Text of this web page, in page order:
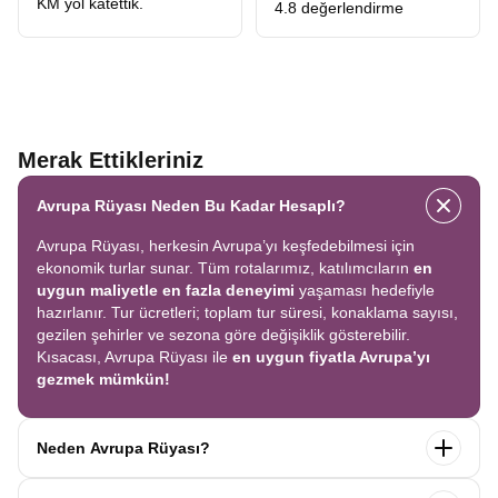
4.8 değerlendirme
Merak Ettikleriniz
Avrupa Rüyası Neden Bu Kadar Hesaplı?
Avrupa Rüyası, herkesin Avrupa’yı keşfedebilmesi için
ekonomik turlar sunar. Tüm rotalarımız, katılımcıların en
uygun maliyetle en fazla deneyimi yaşaması hedefiyle
hazırlanır. Tur ücretleri; toplam tur süresi, konaklama sayısı,
gezilen şehirler ve sezona göre değişiklik gösterebilir.
Kısacası, Avrupa Rüyası ile en uygun fiyatla Avrupa’yı
gezmek mümkün!
Neden Avrupa Rüyası?
tek seferde birçok